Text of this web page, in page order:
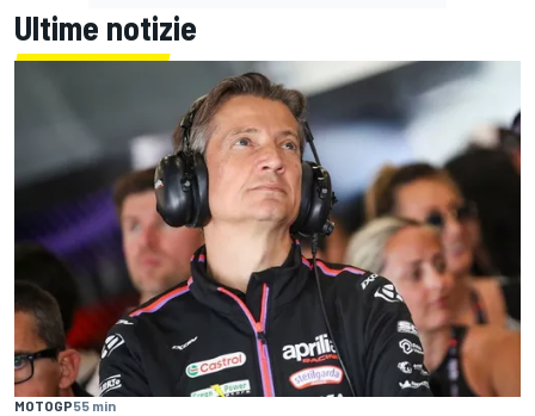
Ultime notizie
MOTOGP55 min